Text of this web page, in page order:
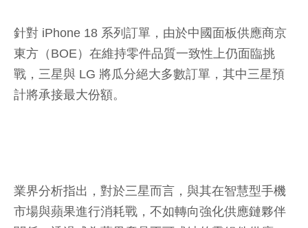
針對 iPhone 18 系列訂單，由於中國面板供應商京
東方（BOE）在維持零件品質一致性上仍面臨挑
戰，三星與 LG 將瓜分絕大多數訂單，其中三星預
計將承接最大份額。
業界分析指出，對於三星而言，與其在智慧型手機
市場與蘋果進行消耗戰，不如轉向強化供應鏈夥伴